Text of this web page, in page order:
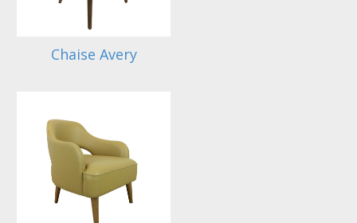
Chaise Avery